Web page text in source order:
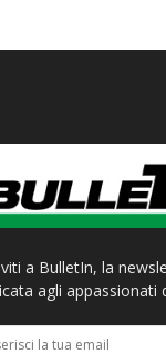
a BulletIn, la
agli appassionati